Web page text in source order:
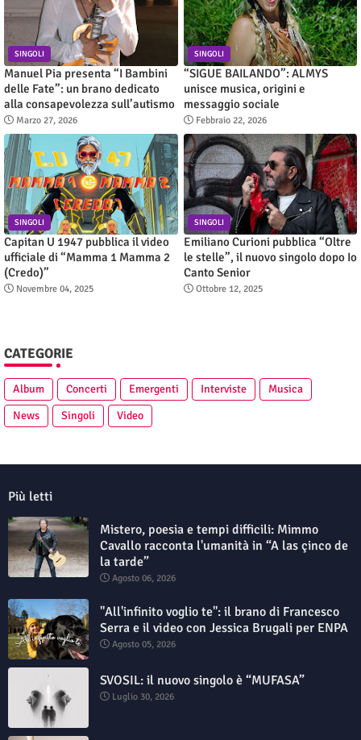
SINGOLI
Manuel Pia presenta “I Bambini
delle Fate”: un brano dedicato
alla consapevolezza sull’autismo
Marzo 27, 2026
SINGOLI
“SIGUE BAILANDO”: ALMYS
unisce musica, origini e
messaggio sociale
Febbraio 22, 2026
SINGOLI
Capitan U 1947 pubblica il video
ufficiale di “Mamma 1 Mamma 2
(Credo)”
Novembre 04, 2025
SINGOLI
Emiliano Curioni pubblica “Oltre
le stelle”, il nuovo singolo dopo Io
Canto Senior
Ottobre 12, 2025
CATEGORIE
Album Concerti Emergenti Interviste
Musica
News
Singoli Video
Più letti
Mistero, poesia e tempi difficili: Mimmo
Cavallo racconta l'umanità in “A las çinco de
la tarde”
Agosto 06, 2026
"All'infinito voglio te": il brano di Francesco
Serra e il video con Jessica Brugali per ENPA
Agosto 05, 2026
SVOSIL: il nuovo singolo è “MUFASA”
Luglio 30, 2026